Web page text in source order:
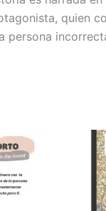
quien
persona